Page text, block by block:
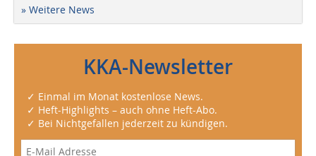
» Weitere News
KKA-Newsletter
✓ Einmal im Monat kostenlose News.
✓ Heft-Highlights – auch ohne Heft-Abo.
✓ Bei Nichtgefallen jederzeit zu kündigen.